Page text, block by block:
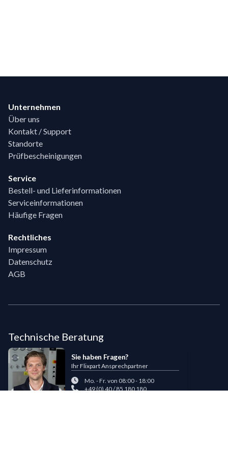
Unternehmen
Über uns
Kontakt / Support
Standorte
Prüfbescheinigungen
Service
Bestell- und Lieferinformationen
Serviceinformationen
Häufige Fragen
Rechtliches
Impressum
Datenschutz
AGB
Technische Beratung
Sie haben Fragen?
Ihr Flixpart Ansprechpartner
Mo. - Fr. von 08:00 - 18:00
+49 (0) 40 / 85 180 180